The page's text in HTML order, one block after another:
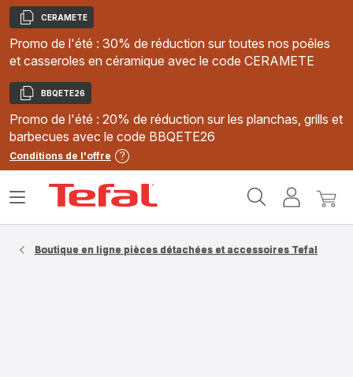
Copier
CERAMETE
Promo de l'été : 30% de réduction sur toutes nos poêles
et casseroles en céramique avec le code CERAMETE
Copier
BBQETE26
Promo de l'été : 20% de réduction sur les planchas, grills et
barbecues avec le code BBQETE26
Conditions de l'offre
MonMon
Ouvrir
Boutique en ligne pièces détachées et accessoires Tefal